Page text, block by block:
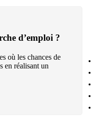
d’emploi ?
où les chances de
en réalisant un